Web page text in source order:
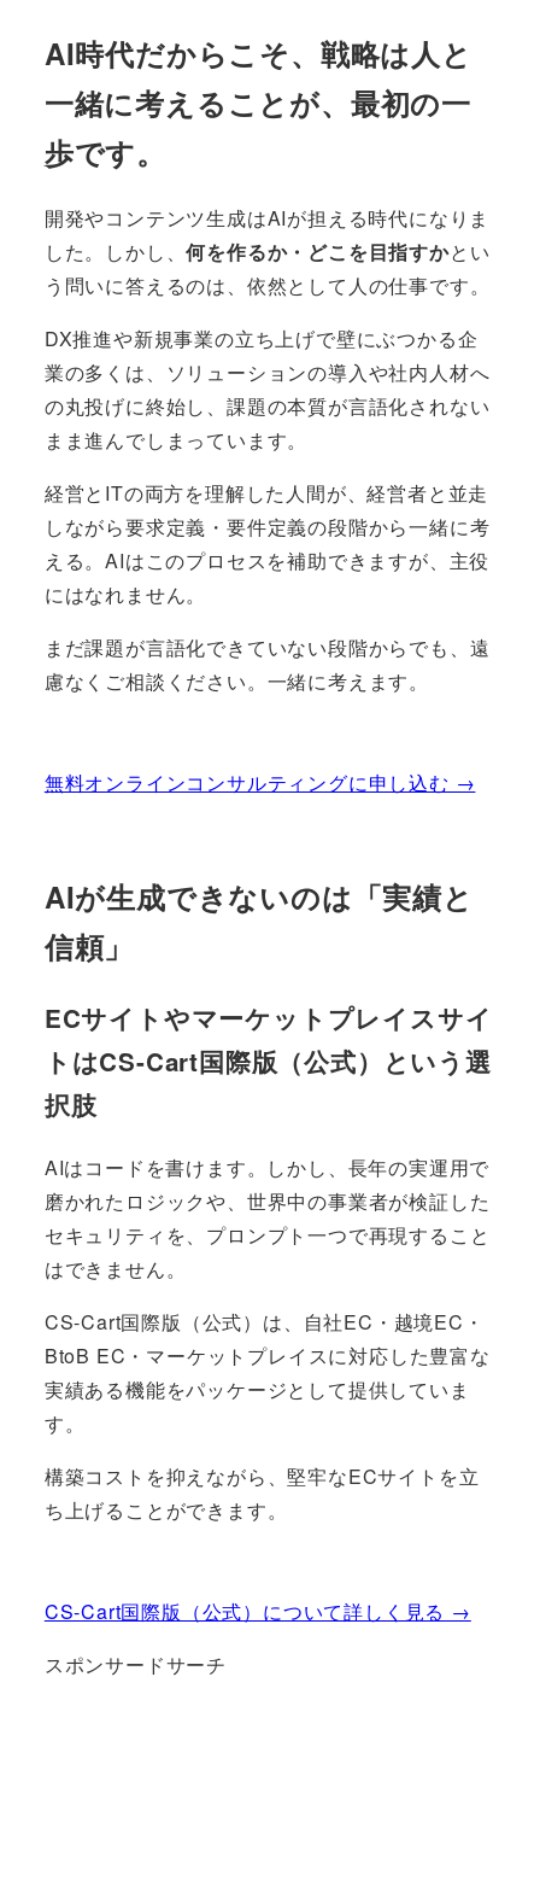
AI時代だからこそ、戦略は人と
一緒に考えることが、最初の一
歩です。
開発やコンテンツ生成はAIが担える時代になりま
した。しかし、何を作るか・どこを目指すかとい
う問いに答えるのは、依然として人の仕事です。
DX推進や新規事業の立ち上げで壁にぶつかる企
業の多くは、ソリューションの導入や社内人材へ
の丸投げに終始し、課題の本質が言語化されない
まま進んでしまっています。
経営とITの両方を理解した人間が、経営者と並走
しながら要求定義・要件定義の段階から一緒に考
える。AIはこのプロセスを補助できますが、主役
にはなれません。
まだ課題が言語化できていない段階からでも、遠
慮なくご相談ください。一緒に考えます。
無料オンラインコンサルティングに申し込む →
AIが生成できないのは「実績と
信頼」
ECサイトやマーケットプレイスサイ
トはCS-Cart国際版（公式）という選
択肢
AIはコードを書けます。しかし、長年の実運用で
磨かれたロジックや、世界中の事業者が検証した
セキュリティを、プロンプト一つで再現すること
はできません。
CS-Cart国際版（公式）は、自社EC・越境EC・
BtoB EC・マーケットプレイスに対応した豊富な
実績ある機能をパッケージとして提供していま
す。
構築コストを抑えながら、堅牢なECサイトを立
ち上げることができます。
CS-Cart国際版（公式）について詳しく見る →
スポンサードサーチ